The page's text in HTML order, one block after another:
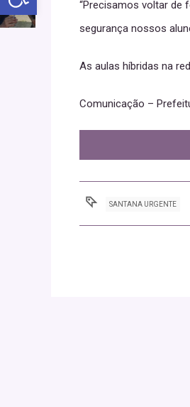
“Precisamos voltar de
segurança nossos
As aulas híbridas na
Comunicação –
SANTANA URGENTE